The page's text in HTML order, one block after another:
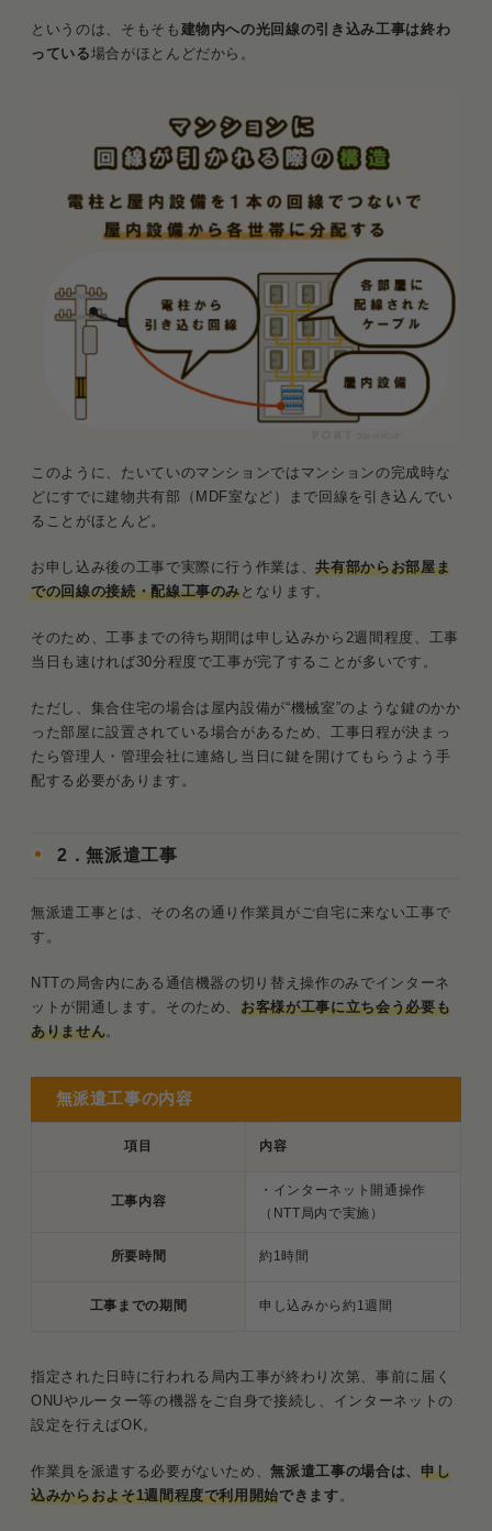
というのは、そもそも 建物内への光回線の引き込み工事は終わ
っている場合がほとんどだから。
このように、たいていのマンションではマンションの完成時な
どにすでに建物共有部（MDF室など）まで回線を引き込んでい
ることがほとんど。
お申し込み後の工事で実際に行う作業は、共有部からお部屋ま
での回線の接続・配線工事のみとなります。
そのため、工事までの待ち期間は申し込みから2週間程度、工事
当日も速ければ30分程度で工事が完了することが多いです。
ただし、集合住宅の場合は屋内設備が“機械室”のような鍵のかか
った部屋に設置されている場合があるため、工事日程が決まっ
たら管理人・管理会社に連絡し当日に鍵を開けてもらうよう手
配する必要があります。
2．無派遣工事
無派遣工事とは、その名の通り作業員がご自宅に来ない工事で
す。
NTTの局舎内にある通信機器の切り替え操作のみでインターネ
ットが開通します。そのため、お客様が工事に立ち会う必要も
ありません。
項目 内容
工事内容
・インターネット開通操作
（NTT局内で実施）
所要時間 約1時間
工事までの期間 申し込みから約1週間
無派遣工事の内容
指定された日時に行われる局内工事が終わり次第、事前に届く
ONUやルーター等の機器をご自身で接続し、インターネットの
設定を行えばOK。
作業員を派遣する必要がないため、無派遣工事の場合は、 申し
込みからおよそ1週間程度で利用開始できます 。